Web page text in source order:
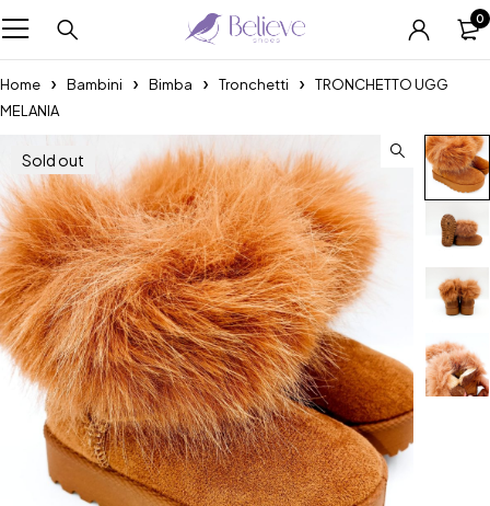
0
Home Bambini Bimba Tronchetti
TRONCHETTO UGG
MELANIA
Sold out